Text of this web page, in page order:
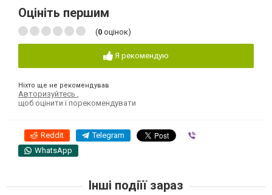
Оцініть першим
(0 оцінок)
Я рекомендую
Ніхто ще не рекомендував
Авторизуйтесь ,
щоб оцінити і порекомендувати
Reddit Telegram
WhatsApp
Інші подіїї зараз